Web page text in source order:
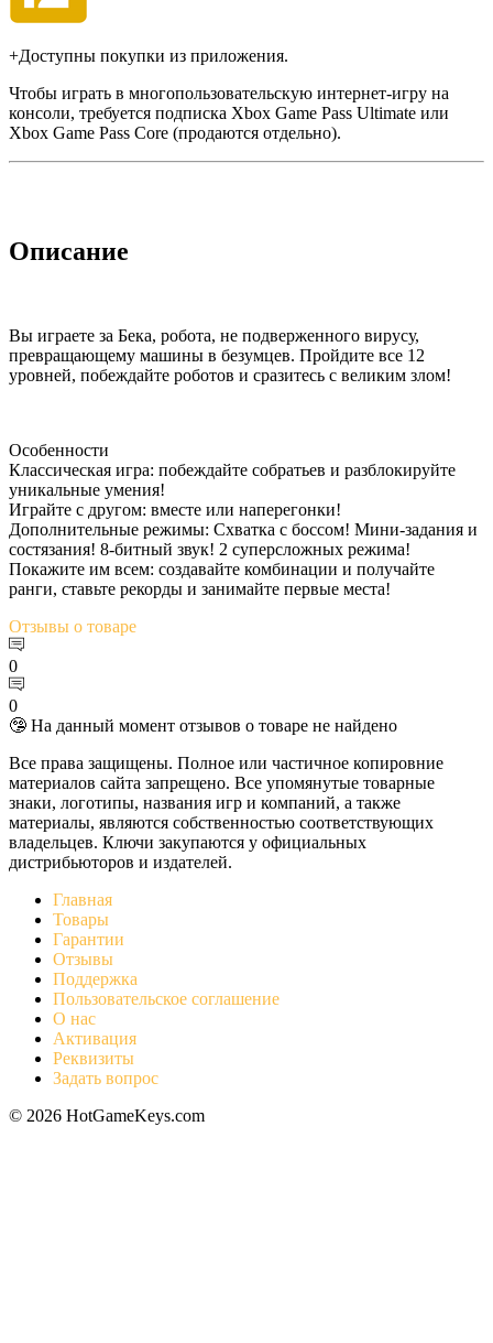
+Доступны покупки из приложения.
Чтобы играть в многопользовательскую интернет-игру на
консоли, требуется подписка Xbox Game Pass Ultimate или
Xbox Game Pass Core (продаются отдельно).
Описание
Вы играете за Бека, робота, не подверженного вирусу,
превращающему машины в безумцев. Пройдите все 12
уровней, побеждайте роботов и сразитесь с великим злом!
Особенности
Классическая игра: побеждайте собратьев и разблокируйте
уникальные умения!
Играйте с другом: вместе или наперегонки!
Дополнительные режимы: Схватка с боссом! Мини-задания и
состязания! 8-битный звук! 2 суперсложных режима!
Покажите им всем: создавайте комбинации и получайте
ранги, ставьте рекорды и занимайте первые места!
Отзывы о товаре
0
0
🤥 На данный момент отзывов о товаре не найдено
Все права защищены. Полное или частичное копировние
материалов сайта запрещено. Все упомянутые товарные
знаки, логотипы, названия игр и компаний, а также
материалы, являются собственностью соответствующих
владельцев. Ключи закупаются у официальных
дистрибьюторов и издателей.
Главная
Товары
Гарантии
Отзывы
Поддержка
Пользовательское соглашение
О нас
Активация
Реквизиты
Задать вопрос
© 2026 HotGameKeys.com